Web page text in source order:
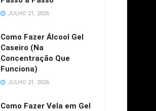
JULHO 21, 2026
Como Fazer Álcool Gel
Caseiro (Na
Concentração Que
Funciona)
JULHO 21, 2026
Como Fazer Vela em Gel